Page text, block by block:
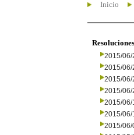
Inicio
2015/06/
2015/06/
2015/06/
2015/06/
2015/06/
2015/06/
2015/06/